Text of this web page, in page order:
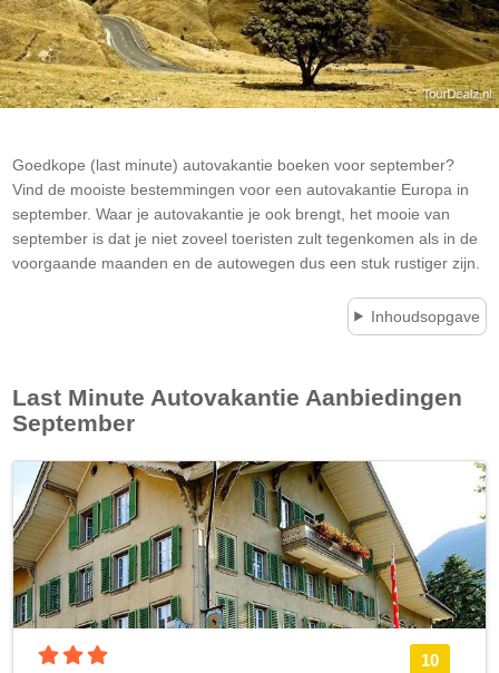
Goedkope (last minute) autovakantie boeken voor september?
Vind de mooiste bestemmingen voor een autovakantie Europa in
september. Waar je autovakantie je ook brengt, het mooie van
september is dat je niet zoveel toeristen zult tegenkomen als in de
voorgaande maanden en de autowegen dus een stuk rustiger zijn.
Inhoudsopgave
Last Minute Autovakantie Aanbiedingen
September
10